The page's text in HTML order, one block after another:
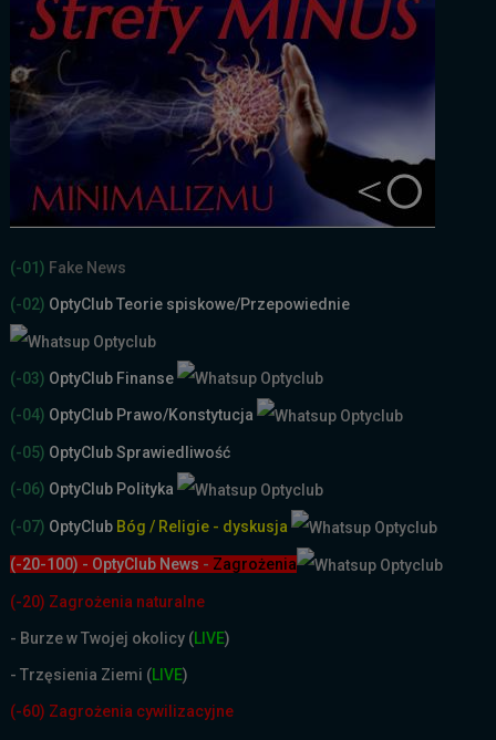
(-01) Fake News
(-02) OptyClub Teorie spiskowe/Przepowiednie
(-03) OptyClub Finanse
(-04) OptyClub Prawo/Konstytucja
(-05) OptyClub Sprawiedliwość
(-06) OptyClub Polityka
(-07) OptyClub Bóg / Religie - dyskusja
(-20-100) - OptyClub News - Zagrożenia
(-20) Zagrożenia naturalne
- Burze w Twojej okolicy (LIVE)
- Trzęsienia Ziemi (LIVE)
(-60) Zagrożenia cywilizacyjne